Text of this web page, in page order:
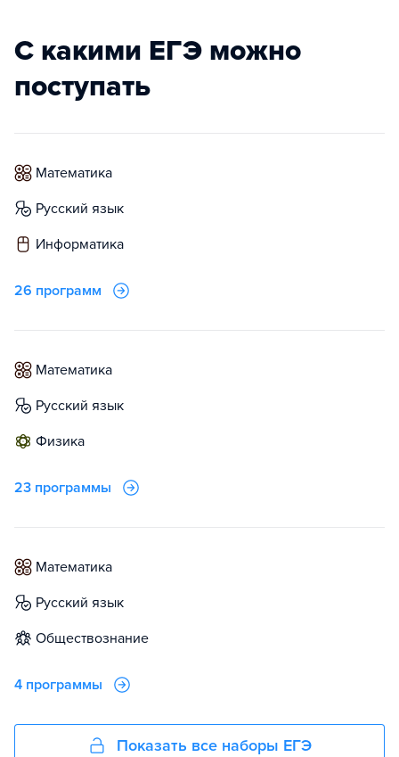
С какими ЕГЭ можно
поступать
математика
русский язык
информатика
26 программ
математика
русский язык
физика
23 программы
математика
русский язык
обществознание
4 программы
Показать все наборы ЕГЭ